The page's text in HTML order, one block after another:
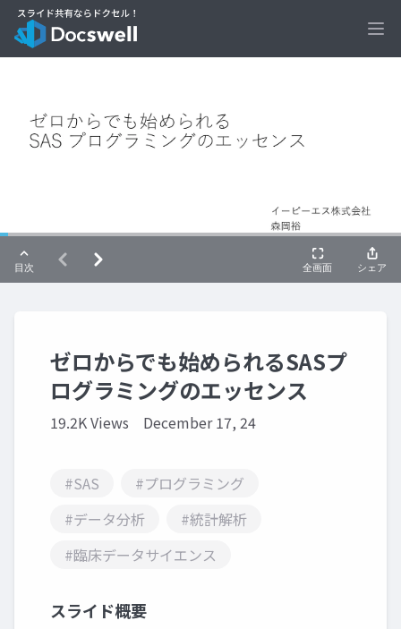
ゼロからでも始められるSASプ
ログラミングのエッセンス
19.2K Views December 17, 24
#SAS
#プログラミング
#データ分析
#統計解析
#臨床データサイエンス
スライド概要